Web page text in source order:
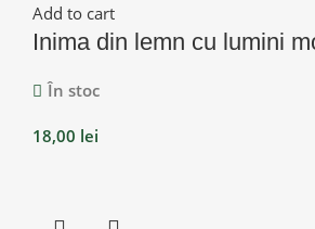
Add to cart
Inima din lemn cu lumini
În stoc
18,00 lei